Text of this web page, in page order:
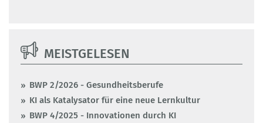
MEISTGELESEN
BWP 2/2026 - Gesundheitsberufe
KI als Katalysator für eine neue Lernkultur
BWP 4/2025 - Innovationen durch KI